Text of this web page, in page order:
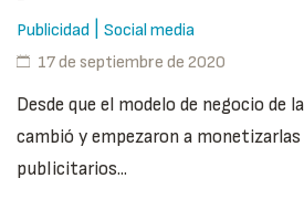
Publicidad
Social media
17 de septiembre de 2020
Desde que el modelo de negocio de
cambió y empezaron a monetizarlas
publicitarios...